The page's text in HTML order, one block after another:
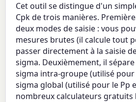
Cet outil se distingue d'un
Cpk de trois manières.
deux modes de saisie : vous
mesures brutes (il calcule tout
passer directement à la saisie
sigma. Deuxièmement, il
sigma intra-groupe (utilisé pour
sigma global (utilisé pour le Pp
nombreux calculateurs gratuits